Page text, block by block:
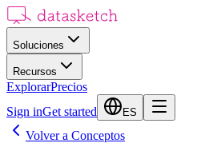
Soluciones
Recursos
ExplorarPrecios
Sign inGet started ES
Volver a Conceptos